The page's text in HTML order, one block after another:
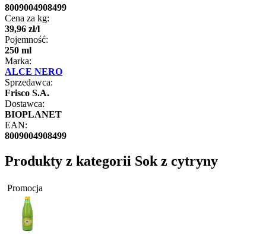
8009004908499
Cena za kg:
39,96 zł/l
Pojemność:
250 ml
Marka:
ALCE NERO
Sprzedawca:
Frisco S.A.
Dostawca:
BIOPLANET
EAN:
8009004908499
Produkty z kategorii Sok z cytryny
Promocja